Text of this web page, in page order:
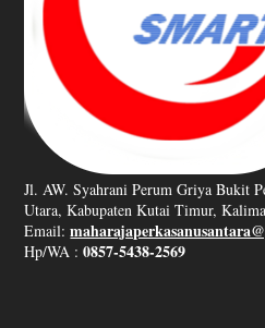
Jl. AW. Syahrani Perum Griya Bukit
Utara, Kabupaten Kutai Timur,
Email:
Hp/WA :0857-5438-2569